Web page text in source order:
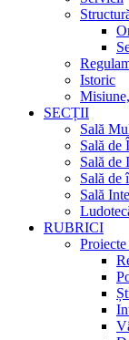
Istoric
SECȚII
Sală
Sală de
Sală de
Sală de
Sală
RUBRICI